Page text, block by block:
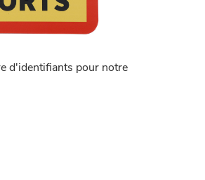
d'identifiants pour notre